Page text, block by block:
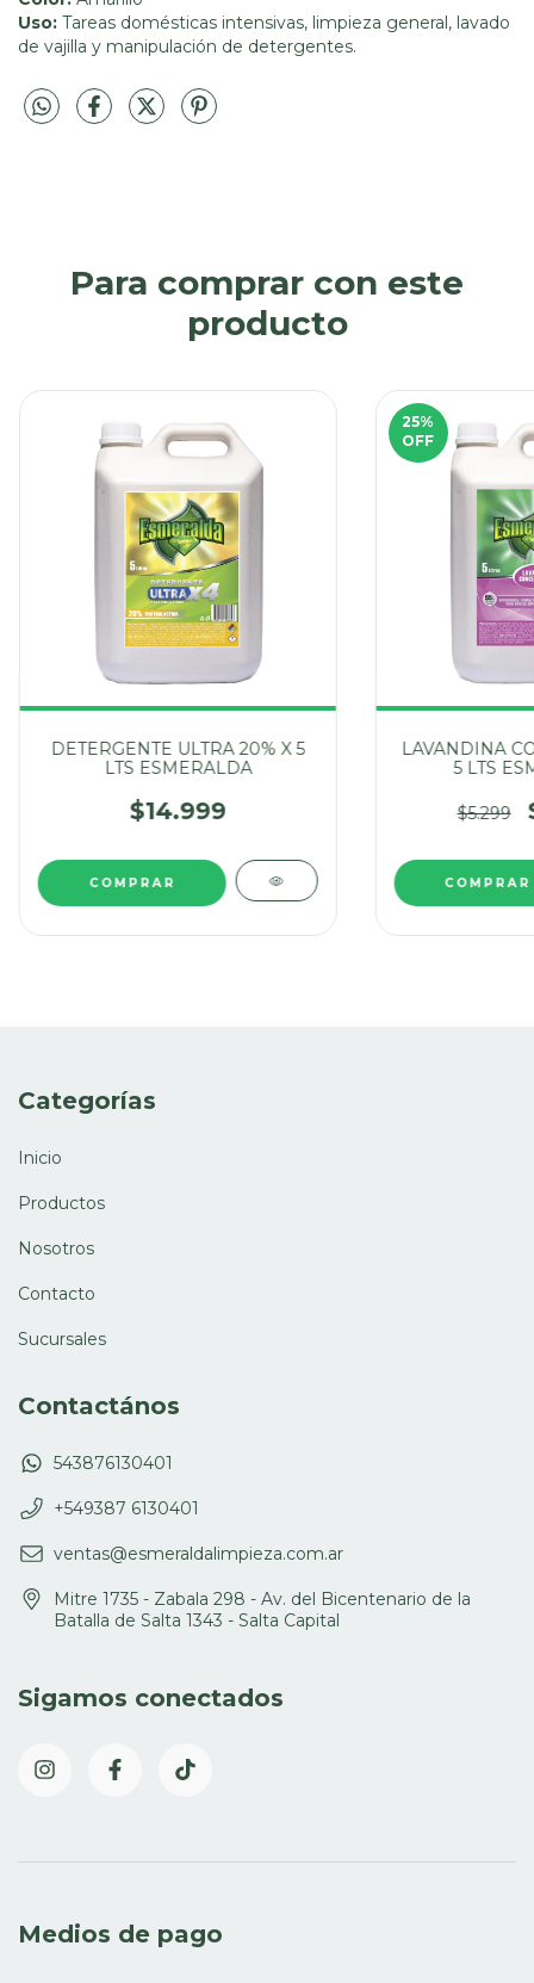
Uso: Tareas domésticas intensivas, limpieza general, lavado
de vajilla y manipulación de detergentes.
Para comprar con este
producto
DETERGENTE ULTRA 20% X 5
LTS ESMERALDA
$14.999
25%
OFF
LAVANDINA
5 LTS
$5.299
Categorías
Inicio
Productos
Nosotros
Contacto
Sucursales
Contactános
543876130401
+549387 6130401
ventas@esmeraldalimpieza.com.ar
Mitre 1735 - Zabala 298 - Av. del Bicentenario de la
Batalla de Salta 1343 - Salta Capital
Sigamos conectados
Medios de pago